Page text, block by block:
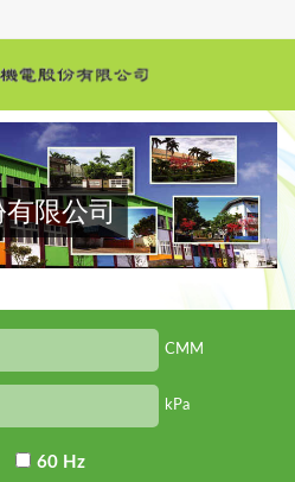
有限公司
有限公司
有限公司
CMM
kPa
60 Hz